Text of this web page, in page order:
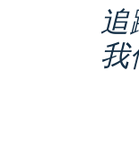
追
我